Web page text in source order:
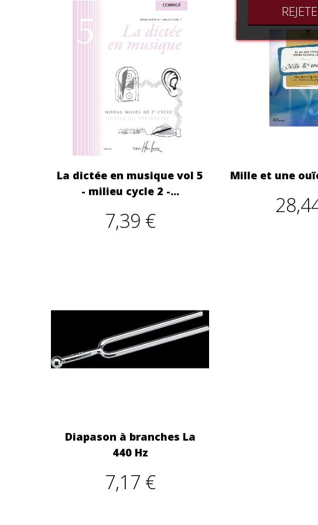
La dictée en musique vol 5
- milieu cycle 2 -...
7,39 €
Mille et une
Diapason à branches La
440 Hz
7,17 €